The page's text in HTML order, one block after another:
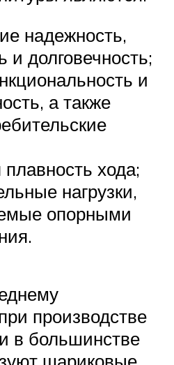
надежность,
и долговечность;
и
а также
хода;
нагрузки,
опорными
производстве
в большинстве